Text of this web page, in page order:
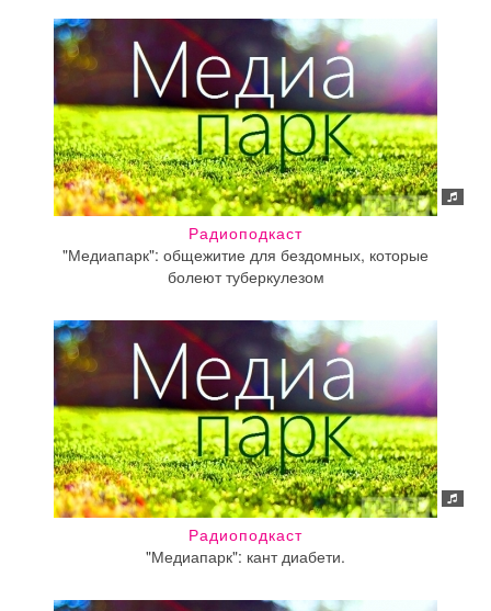
Радиоподкаст
"Медиапарк": общежитие для бездомных, которые
болеют туберкулезом
Радиоподкаст
"Медиапарк": кант диабети.